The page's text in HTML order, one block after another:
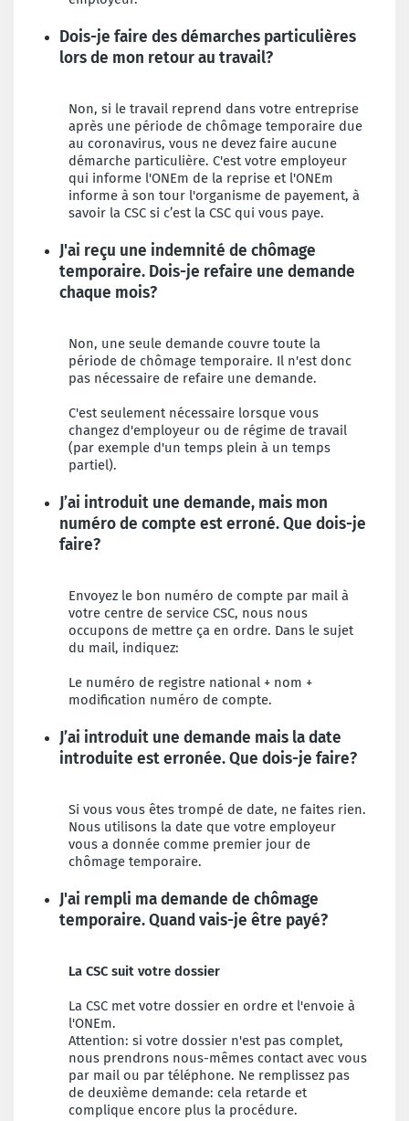
Dois-je faire des démarches particulières
lors de mon retour au travail?
Non, si le travail reprend dans votre entreprise
après une période de chômage temporaire due
au coronavirus, vous ne devez faire aucune
démarche particulière. C'est votre employeur
qui informe l'ONEm de la reprise et l'ONEm
informe à son tour l'organisme de payement, à
savoir la CSC si c’est la CSC qui vous paye.
J'ai reçu une indemnité de chômage
temporaire. Dois-je refaire une demande
chaque mois?
Non, une seule demande couvre toute la
période de chômage temporaire. Il n'est donc
pas nécessaire de refaire une demande.
C'est seulement nécessaire lorsque vous
changez d'employeur ou de régime de travail
(par exemple d'un temps plein à un temps
partiel).
J’ai introduit une demande, mais mon
numéro de compte est erroné. Que dois-je
faire?
Envoyez le bon numéro de compte par mail à
votre centre de service CSC, nous nous
occupons de mettre ça en ordre. Dans le sujet
du mail, indiquez:
Le numéro de registre national + nom +
modification numéro de compte.
J’ai introduit une demande mais la date
introduite est erronée. Que dois-je faire?
Si vous vous êtes trompé de date, ne faites rien.
Nous utilisons la date que votre employeur
vous a donnée comme premier jour de
chômage temporaire.
J'ai rempli ma demande de chômage
temporaire. Quand vais-je être payé?
La CSC suit votre dossier
La CSC met votre dossier en ordre et l'envoie à
l'ONEm.
Attention: si votre dossier n'est pas complet,
nous prendrons nous-mêmes contact avec vous
par mail ou par téléphone. Ne remplissez pas
de deuxième demande: cela retarde et
complique encore plus la procédure.